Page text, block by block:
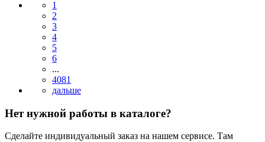
1
2
3
4
5
6
...
4081
Нет нужной работы в каталоге?
Сделайте индивидуальный заказ на нашем сервисе. Там